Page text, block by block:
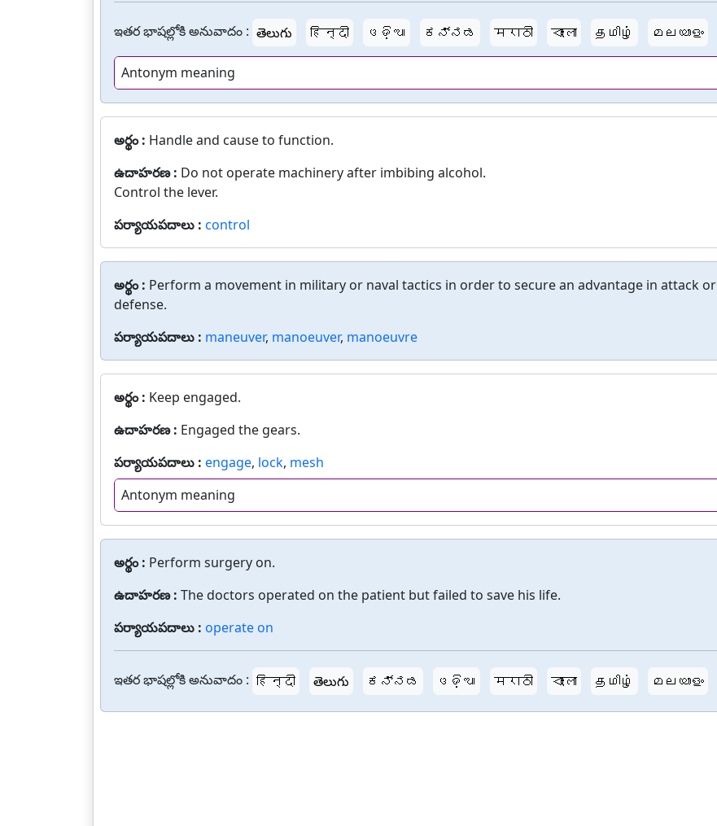
ఇతర భాషల్లోకి అనువాదం : తెలుగు हिन्दी ଓଡ଼ିଆ ಕನ್ನಡ मराठी বাংলা தமிழ் മലയാളം
Antonym meaning
అర్థం : Handle and cause to function.
ఉదాహరణ : Do not operate machinery after imbibing alcohol.
Control the lever.
పర్యాయపదాలు : control
అర్థం : Perform a movement in military or naval tactics in order to secure an advantage in attack or
defense.
పర్యాయపదాలు : maneuver, manoeuver, manoeuvre
అర్థం : Keep engaged.
ఉదాహరణ : Engaged the gears.
పర్యాయపదాలు : engage, lock, mesh
Antonym meaning
అర్థం : Perform surgery on.
ఉదాహరణ : The doctors operated on the patient but failed to save his life.
పర్యాయపదాలు : operate on
ఇతర భాషల్లోకి అనువాదం : हिन्दी తెలుగు ಕನ್ನಡ ଓଡ଼ିଆ मराठी বাংলা தமிழ் മലയാളം